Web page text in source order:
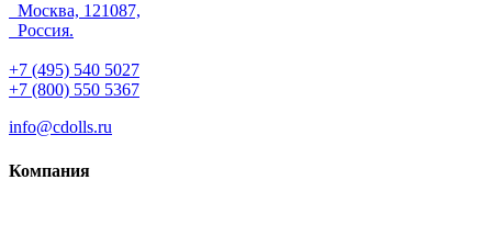
Москва, 121087,
Россия.
+7 (495) 540 5027
+7 (800) 550 5367
info@cdolls.ru
Компания